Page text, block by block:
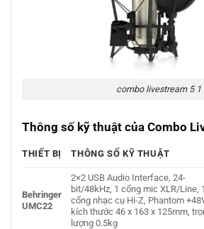
combo livestream 5 1
Thông số kỹ thuật của Combo
THIẾT BỊ THÔNG SỐ KỸ THUẬT
Behringer
UMC22
2×2 USB Audio Interface, 24-
bit/48kHz, 1 cổng mic XLR/Line, 1
cổng nhạc cụ Hi-Z, Phantom
kích thước 46 x 163 x 125mm,
lượng 0.5kg